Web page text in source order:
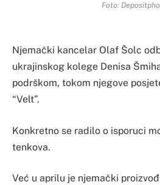
Foto:
Njemački kancelar Olaf Šolc
ukrajinskog kolege Denisa
podrškom, tokom njegove
“Velt”.
Konkretno se radilo o isporuci
tenkova.
Već u aprilu je njemački